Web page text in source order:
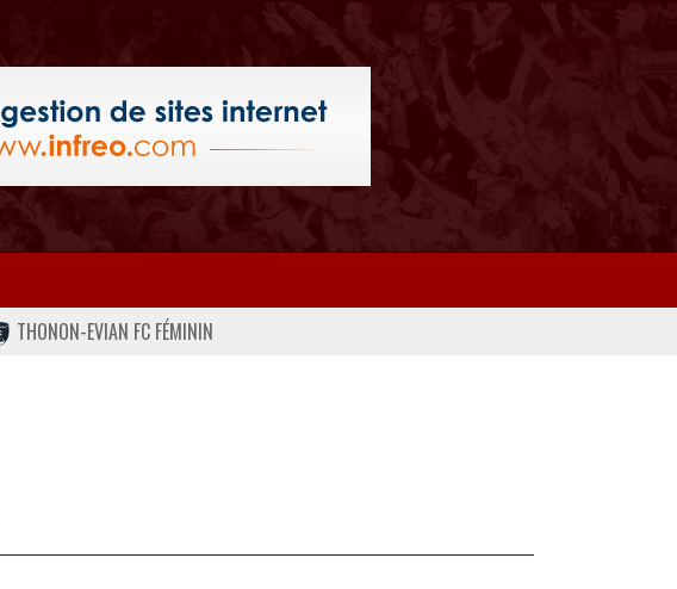
THONON-EVIAN FC FÉMININ